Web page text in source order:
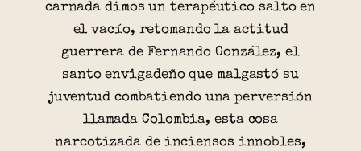
carnada dimos un terapéutico salto en
el vacío, retomando la actitud
guerrera de Fernando González, el
santo envigadeño que malgastó su
juventud combatiendo una perversión
llamada Colombia, esta cosa
narcotizada de inciensos innobles,